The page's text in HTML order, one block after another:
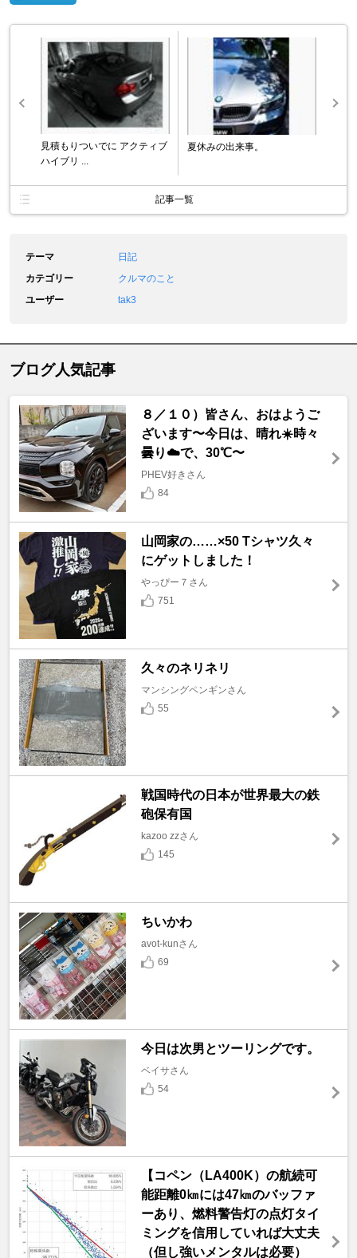
見積もりついでに アクティブ
ハイブリ ...
夏休みの出来事。
記事一覧
テーマ
日記
カテゴリー
クルマのこと
ユーザー
tak3
ブログ人気記事
８／１０）皆さん、おはようご
ざいます〜今日は、晴れ☀️時々
曇り☁️で、30℃〜
PHEV好きさん
84
山岡家の……×50 Tシャツ久々
にゲットしました！
やっぴー７さん
751
久々のネリネリ
マンシングペンギンさん
55
戦国時代の日本が世界最大の鉄
砲保有国
kazoo zzさん
145
ちいかわ
avot-kunさん
69
今日は次男とツーリングです。
ベイサさん
54
【コペン（LA400K）の航続可
能距離0㎞には47㎞のバッファ
ーあり、燃料警告灯の点灯タイ
ミングを信用していれば大丈夫
（但し強いメンタルは必要）